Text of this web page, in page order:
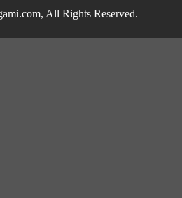
All Rights Reserved.